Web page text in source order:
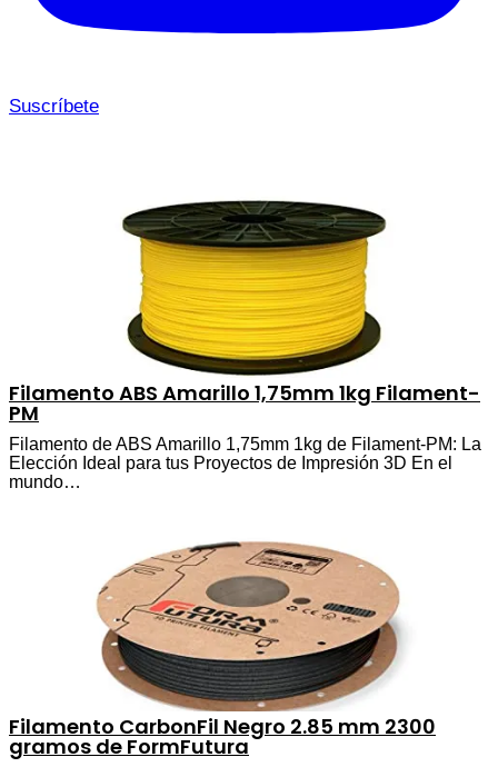
Suscríbete
Filamento ABS Amarillo 1,75mm 1kg Filament-
PM
Filamento de ABS Amarillo 1,75mm 1kg de Filament-PM: La
Elección Ideal para tus Proyectos de Impresión 3D En el
mundo…
Filamento CarbonFil Negro 2.85 mm 2300
gramos de FormFutura